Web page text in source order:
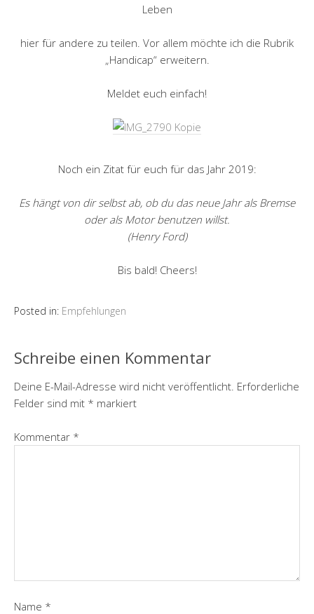
Leben
hier für andere zu teilen. Vor allem möchte ich die Rubrik
„Handicap“ erweitern.
Meldet euch einfach!
Noch ein Zitat für euch für das Jahr 2019:
Es hängt von dir selbst ab, ob du das neue Jahr als Bremse
oder als Motor benutzen willst.
(Henry Ford)
Bis bald! Cheers!
Posted in: Empfehlungen
Schreibe einen Kommentar
Deine E-Mail-Adresse wird nicht veröffentlicht. Erforderliche
Felder sind mit * markiert
Kommentar *
Name *